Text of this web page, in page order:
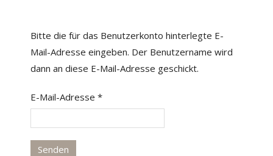
Bitte die für das Benutzerkonto hinterlegte E-
Mail-Adresse eingeben. Der Benutzername wird
dann an diese E-Mail-Adresse geschickt.
E-Mail-Adresse *
Senden